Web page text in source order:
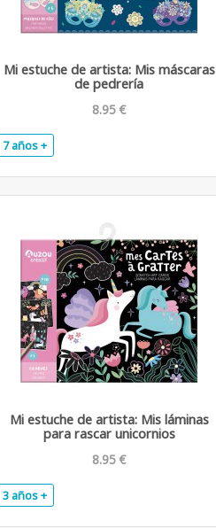
Mi estuche de artista: Mis máscaras
de pedrería
8.95 €
7 años +
Mi estuche de artista: Mis láminas
para rascar unicornios
8.95 €
3 años +